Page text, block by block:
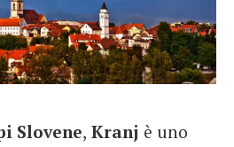
Slovene, Kranj è uno